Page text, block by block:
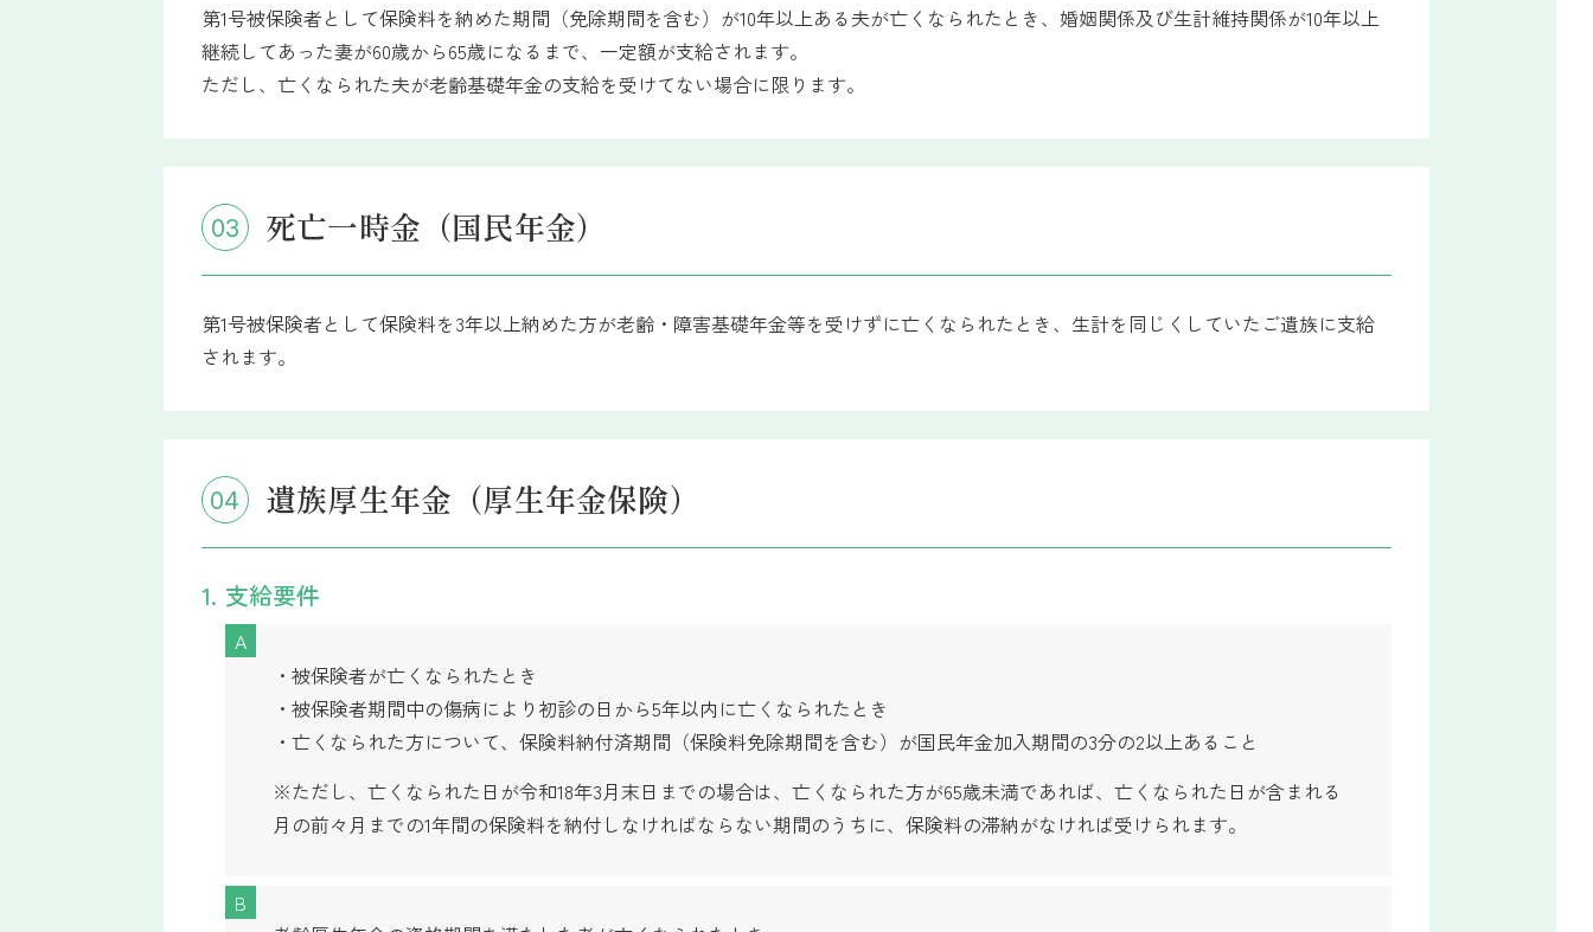
第1号被保険者として保険料を納めた期間（免除期間を含む）が10年以上ある夫が亡くなられたとき、婚姻関係及び生計維持関係が10年以上
継続してあった妻が60歳から65歳になるまで、一定額が支給されます。
ただし、亡くなられた夫が老齢基礎年金の支給を受けてない場合に限ります。
03 死亡一時金（国民年金）
第1号被保険者として保険料を3年以上納めた方が老齢・障害基礎年金等を受けずに亡くなられたとき、生計を同じくしていたご遺族に支給
されます。
04 遺族厚生年金 （厚生年金保険）
1. 支給要件
A
・被保険者が亡くなられたとき
・被保険者期間中の傷病により初診の日から5年以内に亡くなられたとき
・亡くなられた方について、保険料納付済期間（保険料免除期間を含む）が国民年金加入期間の3分の2以上あること
※ただし、亡くなられた日が令和18年3月末日までの場合は、亡くなられた方が65歳未満であれば、亡くなられた日が含まれる
月の前々月までの1年間の保険料を納付しなければならない期間のうちに、保険料の滞納がなければ受けられます。
B